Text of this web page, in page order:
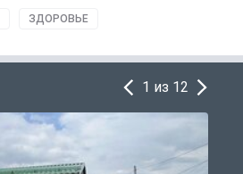
ЗДОРОВЬЕ
1 из 12